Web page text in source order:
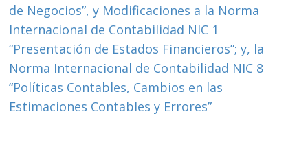
de Negocios”, y Modificaciones a la Norma
Internacional de Contabilidad NIC 1
“Presentación de Estados Financieros”; y, la
Norma Internacional de Contabilidad NIC 8
“Políticas Contables, Cambios en las
Estimaciones Contables y Errores”